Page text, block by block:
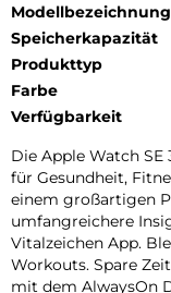
Modellbezeichnung
Speicherkapazität
Produkttyp
Farbe
Verfügbarkeit
Die Apple Watch
für Gesundheit,
einem großartigen
umfangreichere
Vitalzeichen App.
Workouts. Spare
mit dem AlwaysOn